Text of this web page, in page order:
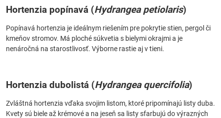
Hortenzia popínavá (Hydrangea petiolaris)
Popínavá hortenzia je ideálnym riešením pre pokrytie stien, pergol či
kmeňov stromov. Má ploché súkvetia s bielymi okrajmi a je
nenáročná na starostlivosť. Výborne rastie aj v tieni.
Hortenzia dubolistá (Hydrangea quercifolia)
Zvláštná hortenzia vďaka svojim listom, ktoré pripomínajú listy duba.
Kvety sú biele až krémové a na jeseň sa listy sfarbujú do výrazných